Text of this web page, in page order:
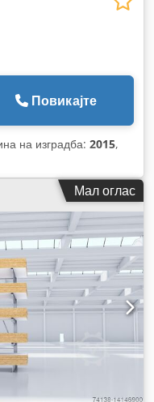
Повикајте
на изградба: 2015,
Мал оглас